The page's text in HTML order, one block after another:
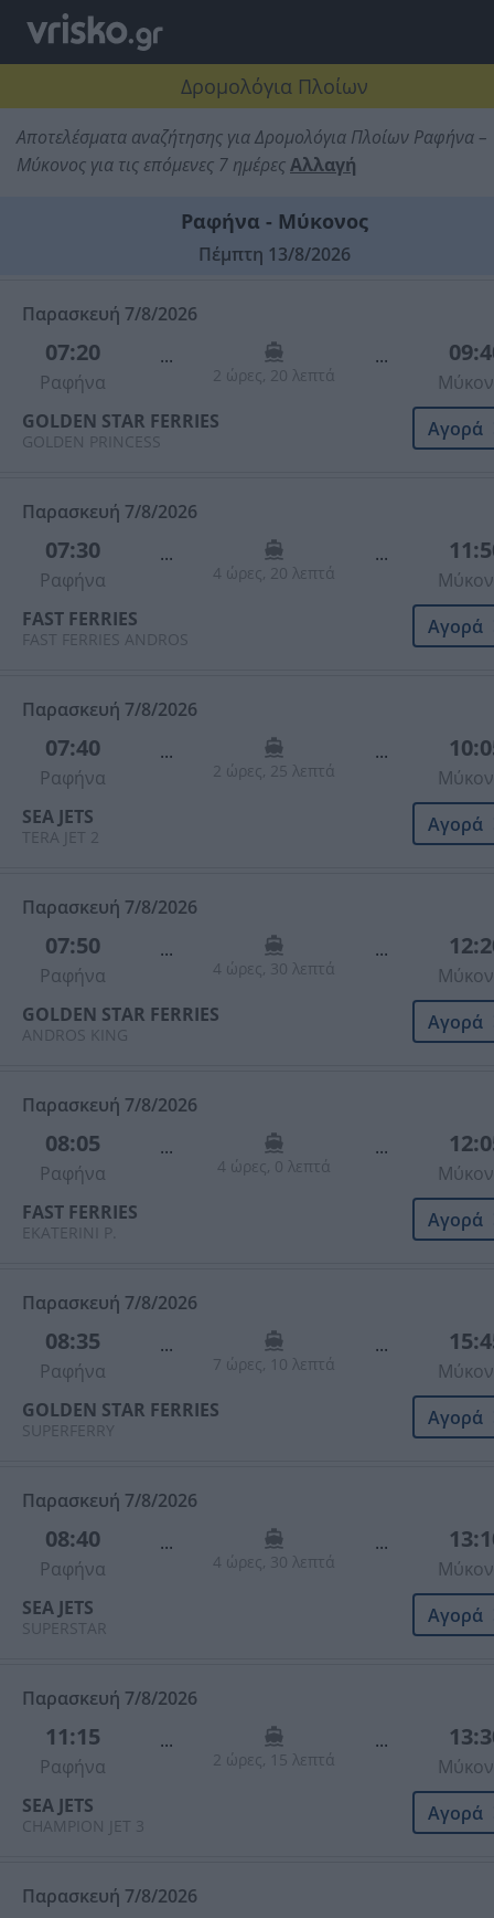
Δρομολόγια Πλοίων
Αποτελέσματα αναζήτησης για Δρομολόγια Πλοίων Ραφήνα –
Μύκονος για τις επόμενες 7 ημέρεςΑλλαγή
Ραφήνα - Μύκονος
Πέμπτη 13/8/2026
Παρασκευή 7/8/2026
07:20
Ραφήνα
...
2 ώρες, 20 λεπτά
...
GOLDEN STAR FERRIES
GOLDEN PRINCESS
Αγορά
Παρασκευή 7/8/2026
07:30
Ραφήνα
...
4 ώρες, 20 λεπτά
...
FAST FERRIES
FAST FERRIES ANDROS
Αγορά
Παρασκευή 7/8/2026
07:40
Ραφήνα
...
2 ώρες, 25 λεπτά
...
SEA JETS
TERA JET 2
Αγορά
Παρασκευή 7/8/2026
07:50
Ραφήνα
...
4 ώρες, 30 λεπτά
...
GOLDEN STAR FERRIES
ANDROS KING
Αγορά
Παρασκευή 7/8/2026
08:05
Ραφήνα
...
4 ώρες, 0 λεπτά
...
FAST FERRIES
EKATERINI P.
Αγορά
Παρασκευή 7/8/2026
08:35
Ραφήνα
...
7 ώρες, 10 λεπτά
...
GOLDEN STAR FERRIES
SUPERFERRY
Αγορά
Παρασκευή 7/8/2026
08:40
Ραφήνα
...
4 ώρες, 30 λεπτά
...
SEA JETS
SUPERSTAR
Αγορά
Παρασκευή 7/8/2026
11:15
Ραφήνα
...
2 ώρες, 15 λεπτά
...
SEA JETS
CHAMPION JET 3
Αγορά
Παρασκευή 7/8/2026